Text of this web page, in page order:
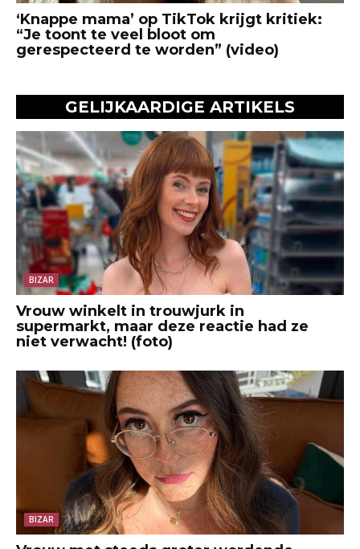
‘Knappe mama’ op TikTok krijgt kritiek:
“Je toont te veel bloot om
gerespecteerd te worden” (video)
GELIJKAARDIGE ARTIKELS
BIZAR
Vrouw winkelt in trouwjurk in
supermarkt, maar deze reactie had ze
niet verwacht! (foto)
BIZAR